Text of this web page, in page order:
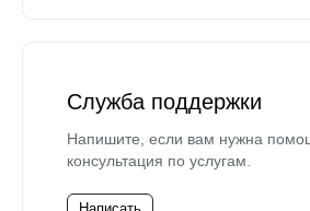
Служба поддержки
Напишите, если вам нужна
консультация по услугам.